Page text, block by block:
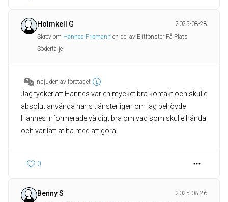
Holmkell G
2025-08-28
Skrev om Hannes Friemann en del av Elitfönster På Plats
Södertälje
Inbjuden av företaget
Jag tycker att Hannes var en mycket bra kontakt och skulle
absolut använda hans tjänster igen om jag behövde
Hannes informerade väldigt bra om vad som skulle hända
0
Benny S
2025-08-26